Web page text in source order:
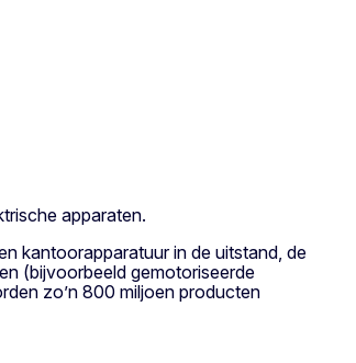
apparaten.
kantoorapparatuur in de uitstand, de
(bijvoorbeeld gemotoriseerde
zo’n 800 miljoen producten